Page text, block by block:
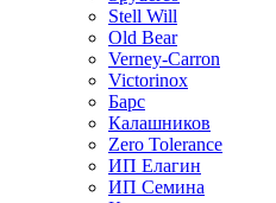
Stell Will
Old Bear
Verney-Carron
Victorinox
Барс
Калашников
Zero Tolerance
ИП Елагин
ИП Семина